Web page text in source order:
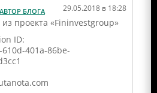
АВТОР БЛОГА 29.05.2018 в 18:28
проекта «Fininvestgroup»
ID:
401a-86be-